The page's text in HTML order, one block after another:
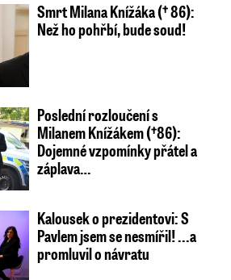
Smrt Milana Knížáka († 86):
Než ho pohřbí, bude soud!
Poslední rozloučení s
Milanem Knížákem (†86):
Dojemné vzpomínky přátel a
záplava…
Kalousek o prezidentovi: S
Pavlem jsem se nesmířil! ...a
promluvil o návratu